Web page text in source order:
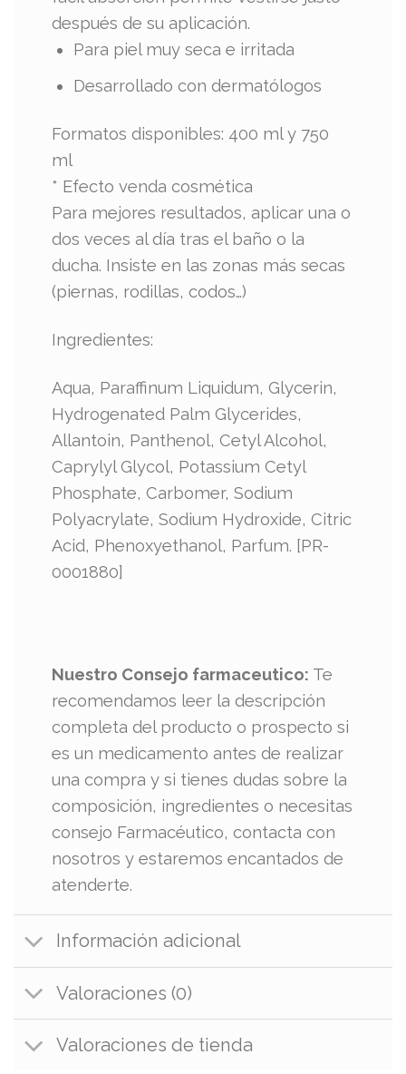
después de su aplicación.
Para piel muy seca e irritada
Desarrollado con dermatólogos
Formatos disponibles: 400 ml y 750
ml
* Efecto venda cosmética
Para mejores resultados, aplicar una o
dos veces al día tras el baño o la
ducha. Insiste en las zonas más secas
(piernas, rodillas, codos…)
Ingredientes:
Aqua, Paraffinum Liquidum, Glycerin,
Hydrogenated Palm Glycerides,
Allantoin, Panthenol, Cetyl Alcohol,
Caprylyl Glycol, Potassium Cetyl
Phosphate, Carbomer, Sodium
Polyacrylate, Sodium Hydroxide, Citric
Acid, Phenoxyethanol, Parfum. [PR-
0001880]
Nuestro Consejo farmaceutico: Te
recomendamos leer la descripción
completa del producto o prospecto si
es un medicamento antes de realizar
una compra y si tienes dudas sobre la
composición, ingredientes o necesitas
consejo Farmacéutico, contacta con
nosotros y estaremos encantados de
atenderte.
Información adicional
Valoraciones (0)
Valoraciones de tienda